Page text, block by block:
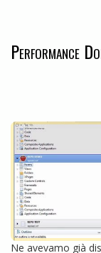
Performance
Ne avevamo già